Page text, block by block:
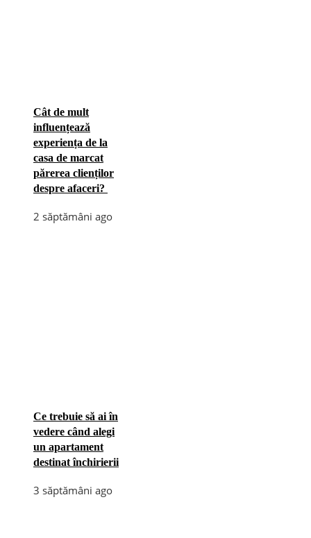
Cât de mult
influențează
experiența de la
casa de marcat
părerea clienților
despre afaceri?
2 săptămâni ago
Ce trebuie să ai în
vedere când alegi
un apartament
destinat închirierii
3 săptămâni ago